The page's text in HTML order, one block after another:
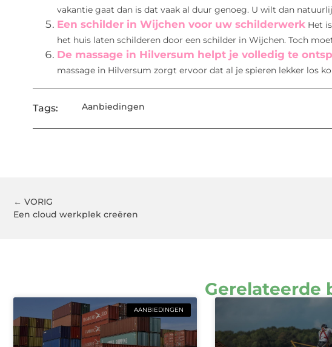
vakantie gaat dan is dat vaak al duur genoeg. U wilt dan
Een schilder in Wijchen voor uw schilderwerk Het
het huis laten schilderen door een schilder in Wijchen. Toch
De massage in Hilversum helpt je volledig te
massage in Hilversum zorgt ervoor dat al je spieren lekker los
Tags: Aanbiedingen
← VORIG
Een cloud werkplek creëren
Gerelateerde
AANBIEDINGEN